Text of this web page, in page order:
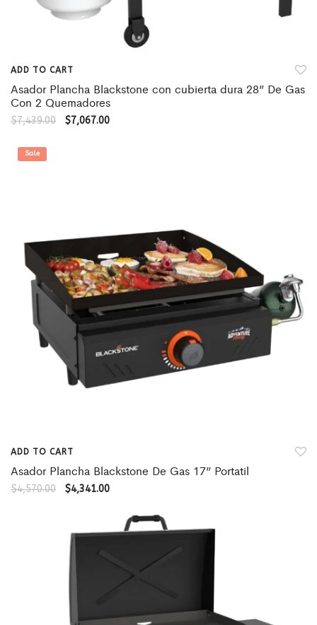
ADD TO CART
Asador Plancha Blackstone con cubierta dura 28” De Gas
Con 2 Quemadores
$7,439.00 $7,067.00
Sale
ADD TO CART
Asador Plancha Blackstone De Gas 17” Portatil
$4,570.00 $4,341.00